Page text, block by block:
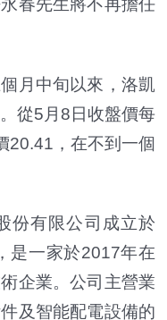
春先生將不再擔任
月中旬以來，洛凱
從5月8日收盤價每
20.41，在不到一個
份有限公司成立於
是一家於2017年在
企業。公司主營業
及智能配電設備的